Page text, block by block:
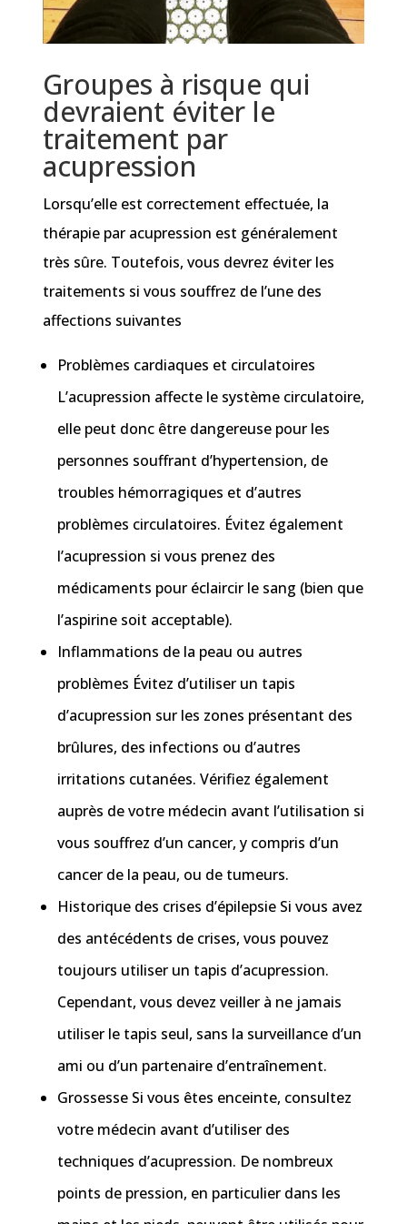
Groupes à risque qui
devraient éviter le
traitement par
acupression
Lorsqu’elle est correctement effectuée, la
thérapie par acupression est généralement
très sûre. Toutefois, vous devrez éviter les
traitements si vous souffrez de l’une des
affections suivantes
Problèmes cardiaques et circulatoires
L’acupression affecte le système circulatoire,
elle peut donc être dangereuse pour les
personnes souffrant d’hypertension, de
troubles hémorragiques et d’autres
problèmes circulatoires. Évitez également
l’acupression si vous prenez des
médicaments pour éclaircir le sang (bien que
l’aspirine soit acceptable).
Inflammations de la peau ou autres
problèmes Évitez d’utiliser un tapis
d’acupression sur les zones présentant des
brûlures, des infections ou d’autres
irritations cutanées. Vérifiez également
auprès de votre médecin avant l’utilisation si
vous souffrez d’un cancer, y compris d’un
cancer de la peau, ou de tumeurs.
Historique des crises d’épilepsie Si vous avez
des antécédents de crises, vous pouvez
toujours utiliser un tapis d’acupression.
Cependant, vous devez veiller à ne jamais
utiliser le tapis seul, sans la surveillance d’un
ami ou d’un partenaire d’entraînement.
Grossesse Si vous êtes enceinte, consultez
votre médecin avant d’utiliser des
techniques d’acupression. De nombreux
points de pression, en particulier dans les